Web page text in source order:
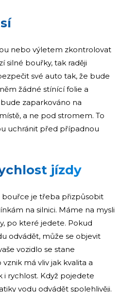
nebo výletem zkontrolovat
silné bouřky, tak raději
své auto tak, že bude
žádné stínící folie a
zaparkováno na
a ne pod stromem. To
uchránit před případnou
jízdy
bouřce je třeba přizpůsobit
na silnici. Máme na mysli
po které jedete. Pokud
odvádět, může se objevit
vozidlo se stane
má vliv jak kvalita a
i rychlost. Když pojedete
vodu odvádět spolehlivěji.